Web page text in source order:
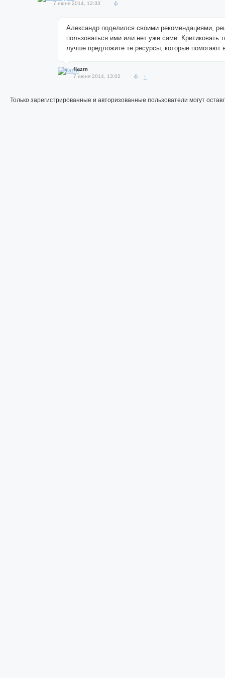
7 июня 2014, 12:33
Александр поделился своими рекомендациями,
пользоваться ими или нет уже сами. Критиковать
лучше предложите те ресурсы, которые помогают
flazm
7 июня 2014, 13:02 ↑
Только зарегистрированные и авторизованные пользователи могут